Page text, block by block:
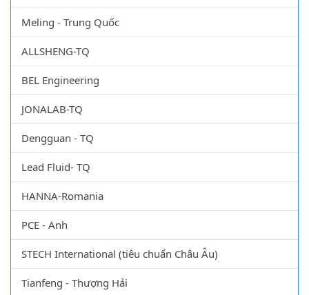
Meling - Trung Quốc
ALLSHENG-TQ
BEL Engineering
JONALAB-TQ
Dengguan - TQ
Lead Fluid- TQ
HANNA-Romania
PCE - Anh
STECH International (tiêu chuẩn Châu Âu)
Tianfeng - Thượng Hải